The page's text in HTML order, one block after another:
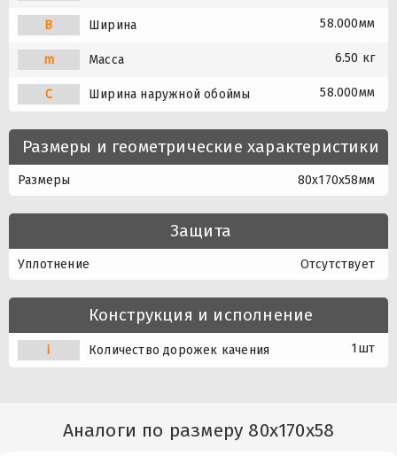
B Ширина 58.000мм
m Масса 6.50 кг
C Ширина наружной обоймы 58.000мм
Размеры и геометрические характеристики
Размеры 80x170x58мм
Защита
Уплотнение Отсутствует
Конструкция и исполнение
i Количество дорожек качения 1шт
Аналоги по размеру 80x170x58